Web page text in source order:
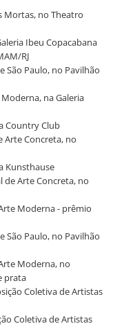
Mortas, no Theatro
Ibeu Copacabana
RJ
São Paulo, no Pavilhão
Moderna, na Galeria
Country Club
Arte Concreta, no
Kunsthause
de Arte Concreta, no
Arte Moderna - prêmio
São Paulo, no Pavilhão
Moderna, no
prata
Coletiva de Artistas
Coletiva de Artistas